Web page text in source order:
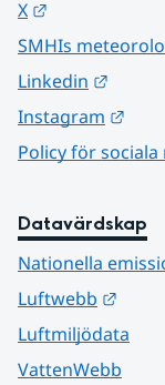
X
SMHIs
Linkedin
Instagram
Policy för
Datavärdskap
Nationella
Luftwebb
Luftmiljödata
VattenWebb